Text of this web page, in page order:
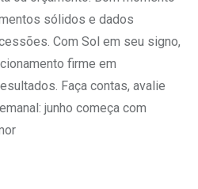
sólidos e dados
Com Sol em seu signo,
firme em
Faça contas, avalie
junho começa com